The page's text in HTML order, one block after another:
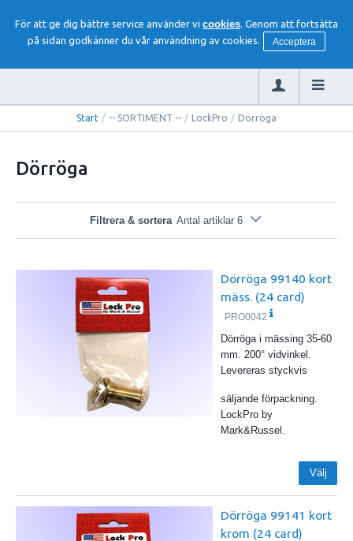
För att ge dig bättre service använder vi cookies. Genom att fortsätta
på sidan godkänner du vår användning av cookies.
Acceptera
Start / -- SORTIMENT -- / LockPro / Dörröga
Dörröga
Filtrera & sortera Antal artiklar 6
Dörröga 99140 kort
mäss. (24 card)
PRO0042
Dörröga i mässing 35-60
mm. 200° vidvinkel.
Levereras styckvis
säljande förpackning.
LockPro by
Mark&Russel.
Välj
Dörröga 99141 kort
krom (24 card)